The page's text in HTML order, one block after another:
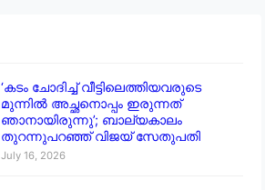
‘കടം ചോദിച്ച് വീട്ടിലെത്തിയവരുടെ
മുന്നിൽ അച്ഛനൊപ്പം ഇരുന്നത്
ഞാനായിരുന്നു’; ബാല്യകാലം
തുറന്നുപറഞ്ഞ് വിജയ് സേതുപതി
July 16, 2026